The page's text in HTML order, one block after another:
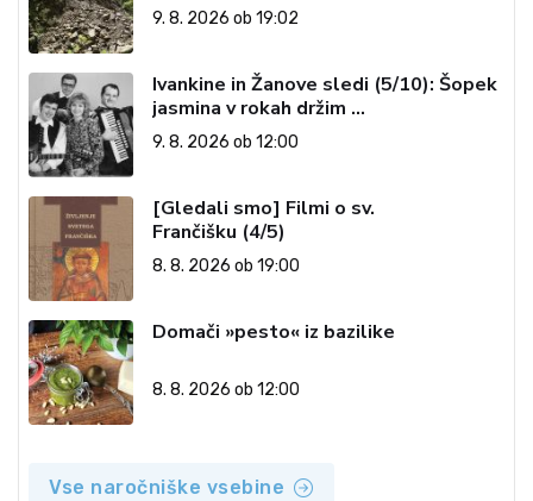
9. 8. 2026 ob 19:02
Ivankine in Žanove sledi (5/10): Šopek
jasmina v rokah držim …
9. 8. 2026 ob 12:00
[Gledali smo] Filmi o sv.
Frančišku (4/5)
8. 8. 2026 ob 19:00
Domači »pesto« iz bazilike
8. 8. 2026 ob 12:00
Vse naročniške vsebine